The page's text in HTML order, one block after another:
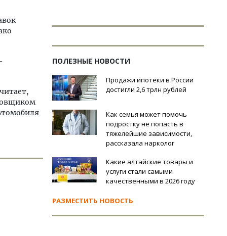
ПОЛЕЗНЫЕ НОВОСТИ
Продажи ипотеки в России
достигли 2,6 трлн рублей
Как семья может помочь
подростку не попасть в
тяжелейшие зависимости,
рассказала нарколог
Какие алтайские товары и
услуги стали самыми
качественными в 2026 году
РАЗМЕСТИТЬ НОВОСТЬ